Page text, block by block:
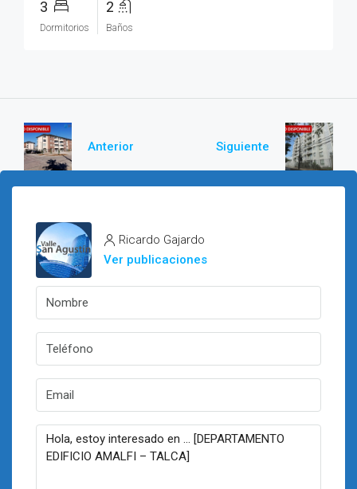
3
Dormitorios
2
Baños
Anterior Siguiente
Ricardo Gajardo
Ver publicaciones